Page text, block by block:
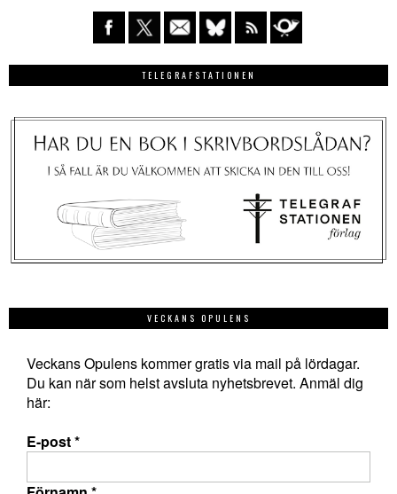
TELEGRAFSTATIONEN
VECKANS OPULENS
Veckans Opulens kommer gratis via mail på lördagar.
Du kan när som helst avsluta nyhetsbrevet. Anmäl dig
här:
E-post*